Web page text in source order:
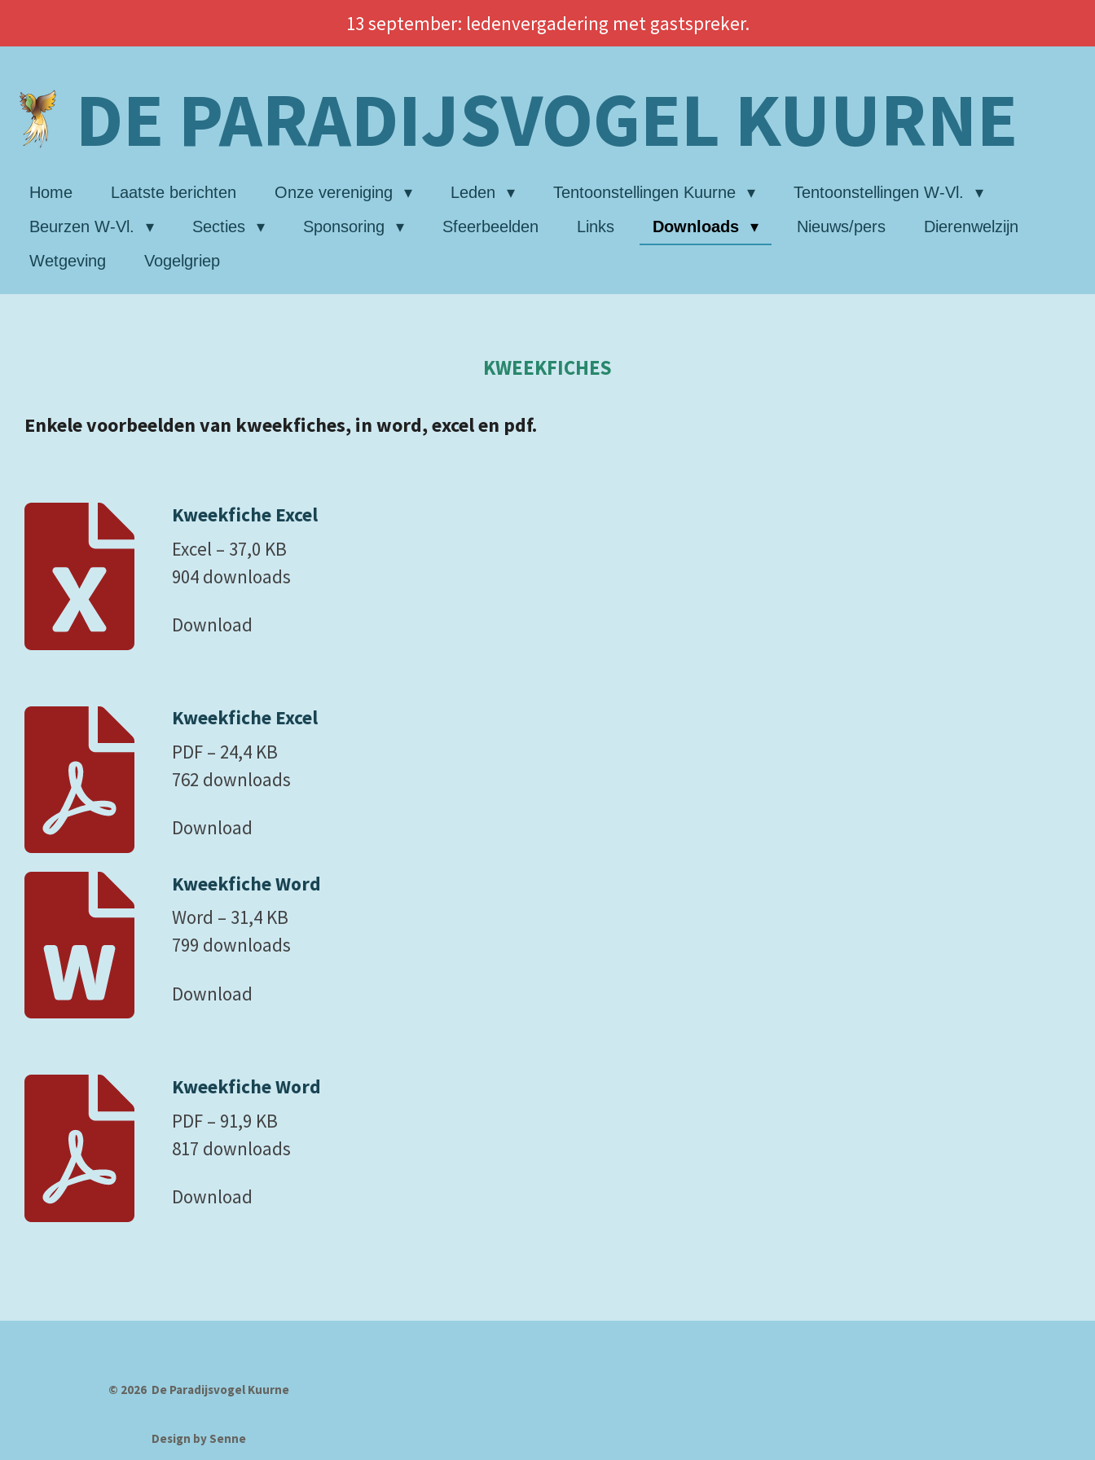
direct
de
hoofdinhoud
13 september: ledenvergadering met gastspreker.
DE PARADIJSVOGEL KUURNE
Home Laatste berichten Onze vereniging Leden Tentoonstellingen Kuurne
Tentoonstellingen W-Vl.
Beurzen W-Vl.
Secties Sponsoring Sfeerbeelden Links Downloads Nieuws/pers
Dierenwelzijn
Wetgeving
Vogelgriep
KWEEKFICHES
Enkele voorbeelden van kweekfiches, in word, excel en pdf.
Kweekfiche Excel
Excel – 37,0 KB
904 downloads
Download
Kweekfiche Excel
PDF – 24,4 KB
762 downloads
Download
Kweekfiche Word
Word – 31,4 KB
799 downloads
Download
Kweekfiche Word
PDF – 91,9 KB
817 downloads
Download
© 2026 De Paradijsvogel Kuurne
Design by Senne